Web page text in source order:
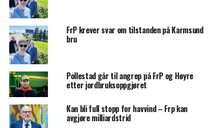
FrP krever svar om tilstanden på Karmsund
bru
Pollestad går til angrep på FrP og Høyre
etter jordbruksoppgjøret
Kan bli full stopp for havvind – Frp kan
avgjøre milliardstrid